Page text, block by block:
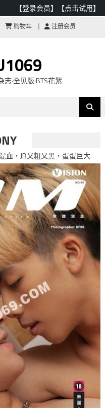
【登录会员】 【点击试用】
购物车 注册会员
志·全见版·BTS花絮
血，JB又粗又黑，蛋蛋巨大